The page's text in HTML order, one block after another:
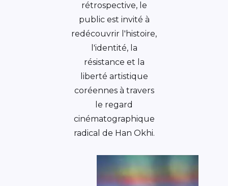
rétrospective, le
public est invité à
redécouvrir l'histoire,
l'identité, la
résistance et la
liberté artistique
coréennes à travers
le regard
cinématographique
radical de Han Okhi.